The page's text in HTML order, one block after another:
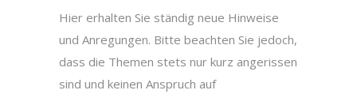
Hier erhalten Sie ständig neue Hinweise
und Anregungen. Bitte beachten Sie jedoch,
dass die Themen stets nur kurz angerissen
sind und keinen Anspruch auf